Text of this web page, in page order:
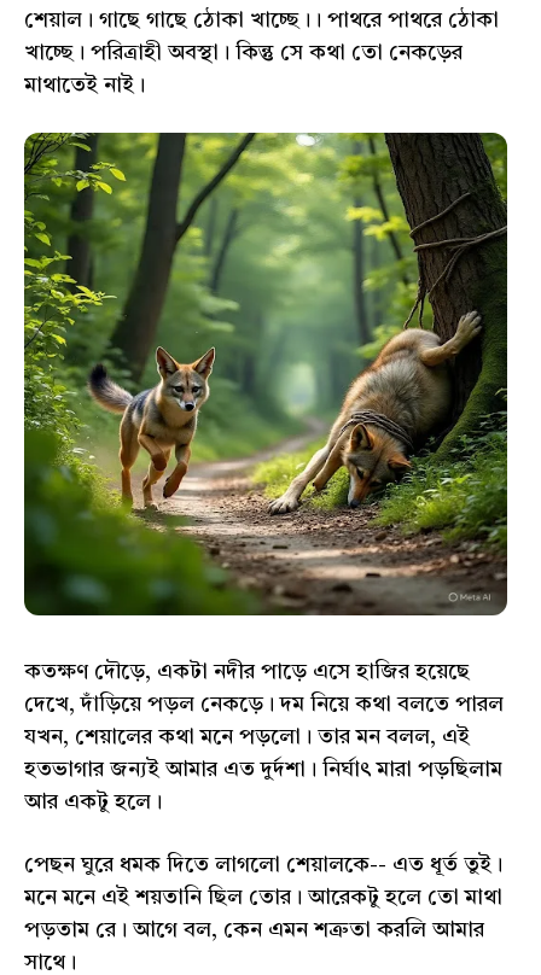
শেয়াল। গাছে গাছে ঠোকা খাচ্ছে।। পাথরে পাথরে ঠোকা
খাচ্ছে। পরিত্রাহী অবস্থা। কিন্তু সে কথা তো নেকড়ের
মাথাতেই নাই।
কতক্ষণ দৌড়ে, একটা নদীর পাড়ে এসে হাজির হয়েছে
দেখে, দাঁড়িয়ে পড়ল নেকড়ে। দম নিয়ে কথা বলতে পারল
যখন, শেয়ালের কথা মনে পড়লো। তার মন বলল, এই
হতভাগার জন্যই আমার এত দুর্দশা। নির্ঘাৎ মারা পড়ছিলাম
আর একটু হলে।
পেছন ঘুরে ধমক দিতে লাগলো শেয়ালকে-- এত ধূর্ত তুই।
মনে মনে এই শয়তানি ছিল তোর। আরেকটু হলে তো মাথা
পড়তাম রে। আগে বল, কেন এমন শত্রুতা করলি আমার
সাথে।